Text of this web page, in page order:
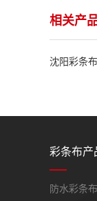
相关产
沈阳彩条
彩条布产
防水彩条布